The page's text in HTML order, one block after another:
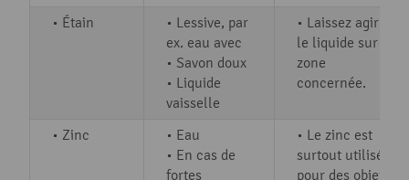
• Étain
• Lessive, par
ex. eau avec
• Savon doux
• Liquide
vaisselle
• Laissez agir
le liquide sur la
zone
concernée.
• Zinc
• Eau
• En cas de
fortes
• Le zinc est
surtout utilisé
pour des objets